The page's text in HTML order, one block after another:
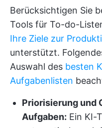
Berücksichtigen Sie
Tools für To-do-
Ihre Ziele zur
unterstützt.
Auswahl des besten
Aufgabenlisten
Priorisierung und
Aufgaben: Ein KI-